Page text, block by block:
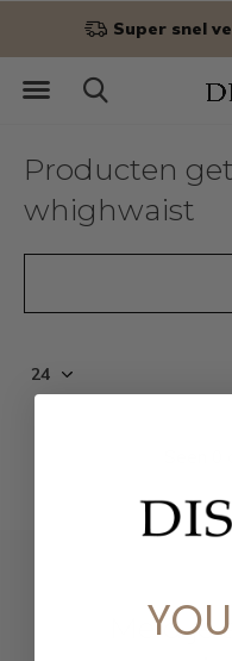
Super snel
Producten
whighwaist
Meld je